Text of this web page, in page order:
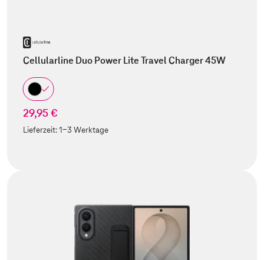
Cellularline Duo Power Lite Travel Charger 45W
29,95 €
Lieferzeit:1-3 Werktage